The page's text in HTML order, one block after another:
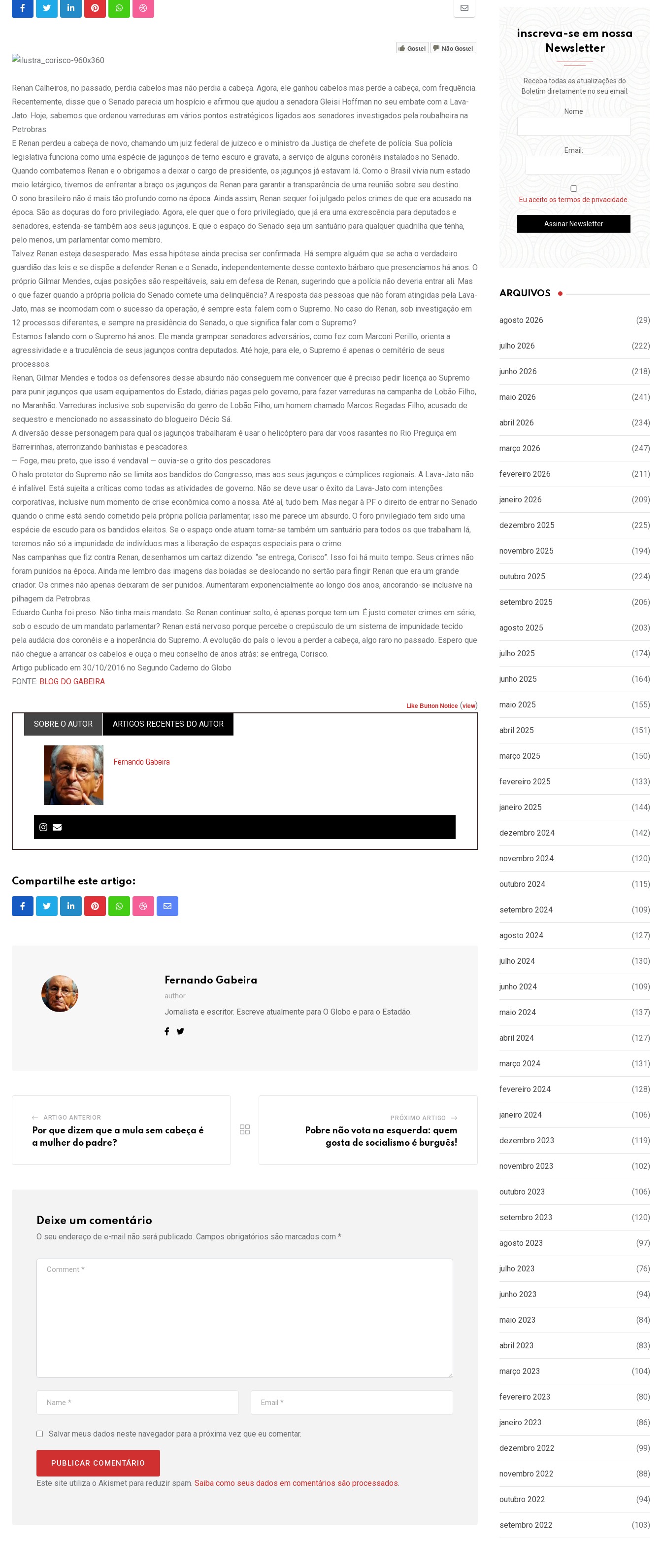
LinkedInPinterestWhatsappStumbleUpon
Share
Email
Gostei Não Gostei
Renan Calheiros, no passado, perdia cabelos mas não perdia a cabeça. Agora, ele ganhou cabelos mas perde a cabeça, com frequência.
Recentemente, disse que o Senado parecia um hospício e afirmou que ajudou a senadora Gleisi Hoffman no seu embate com a Lava-
Jato. Hoje, sabemos que ordenou varreduras em vários pontos estratégicos ligados aos senadores investigados pela roubalheira na
Petrobras.
E Renan perdeu a cabeça de novo, chamando um juiz federal de juizeco e o ministro da Justiça de chefete de polícia. Sua polícia
legislativa funciona como uma espécie de jagunços de terno escuro e gravata, a serviço de alguns coronéis instalados no Senado.
Quando combatemos Renan e o obrigamos a deixar o cargo de presidente, os jagunços já estavam lá. Como o Brasil vivia num estado
meio letárgico, tivemos de enfrentar a braço os jagunços de Renan para garantir a transparência de uma reunião sobre seu destino.
O sono brasileiro não é mais tão profundo como na época. Ainda assim, Renan sequer foi julgado pelos crimes de que era acusado na
época. São as doçuras do foro privilegiado. Agora, ele quer que o foro privilegiado, que já era uma excrescência para deputados e
senadores, estenda-se também aos seus jagunços. E que o espaço do Senado seja um santuário para qualquer quadrilha que tenha,
pelo menos, um parlamentar como membro.
Talvez Renan esteja desesperado. Mas essa hipótese ainda precisa ser confirmada. Há sempre alguém que se acha o verdadeiro
guardião das leis e se dispõe a defender Renan e o Senado, independentemente desse contexto bárbaro que presenciamos há anos. O
próprio Gilmar Mendes, cujas posições são respeitáveis, saiu em defesa de Renan, sugerindo que a polícia não deveria entrar ali. Mas
o que fazer quando a própria polícia do Senado comete uma delinquência? A resposta das pessoas que não foram atingidas pela Lava-
Jato, mas se incomodam com o sucesso da operação, é sempre esta: falem com o Supremo. No caso do Renan, sob investigação em
12 processos diferentes, e sempre na presidência do Senado, o que significa falar com o Supremo?
Estamos falando com o Supremo há anos. Ele manda grampear senadores adversários, como fez com Marconi Perillo, orienta a
agressividade e a truculência de seus jagunços contra deputados. Até hoje, para ele, o Supremo é apenas o cemitério de seus
processos.
Renan, Gilmar Mendes e todos os defensores desse absurdo não conseguem me convencer que é preciso pedir licença ao Supremo
para punir jagunços que usam equipamentos do Estado, diárias pagas pelo governo, para fazer varreduras na campanha de Lobão Filho,
no Maranhão. Varreduras inclusive sob supervisão do genro de Lobão Filho, um homem chamado Marcos Regadas Filho, acusado de
sequestro e mencionado no assassinato do blogueiro Décio Sá.
A diversão desse personagem para qual os jagunços trabalharam é usar o helicóptero para dar voos rasantes no Rio Preguiça em
Barreirinhas, aterrorizando banhistas e pescadores.
— Foge, meu preto, que isso é vendaval — ouvia-se o grito dos pescadores
O halo protetor do Supremo não se limita aos bandidos do Congresso, mas aos seus jagunços e cúmplices regionais. A Lava-Jato não
é infalível. Está sujeita a críticas como todas as atividades de governo. Não se deve usar o êxito da Lava-Jato com intenções
corporativas, inclusive num momento de crise econômica como a nossa. Até aí, tudo bem. Mas negar à PF o direito de entrar no Senado
quando o crime está sendo cometido pela própria polícia parlamentar, isso me parece um absurdo. O foro privilegiado tem sido uma
espécie de escudo para os bandidos eleitos. Se o espaço onde atuam torna-se também um santuário para todos os que trabalham lá,
teremos não só a impunidade de indivíduos mas a liberação de espaços especiais para o crime.
Nas campanhas que fiz contra Renan, desenhamos um cartaz dizendo: “se entrega, Corisco”. Isso foi há muito tempo. Seus crimes não
foram punidos na época. Ainda me lembro das imagens das boiadas se deslocando no sertão para fingir Renan que era um grande
criador. Os crimes não apenas deixaram de ser punidos. Aumentaram exponencialmente ao longo dos anos, ancorando-se inclusive na
pilhagem da Petrobras.
Eduardo Cunha foi preso. Não tinha mais mandato. Se Renan continuar solto, é apenas porque tem um. É justo cometer crimes em série,
sob o escudo de um mandato parlamentar? Renan está nervoso porque percebe o crepúsculo de um sistema de impunidade tecido
pela audácia dos coronéis e a inoperância do Supremo. A evolução do país o levou a perder a cabeça, algo raro no passado. Espero que
não chegue a arrancar os cabelos e ouça o meu conselho de anos atrás: se entrega, Corisco.
Artigo publicado em 30/10/2016 no Segundo Caderno do Globo
FONTE: BLOG DO GABEIRA
Like Button Notice (view)
SOBRE O AUTOR
ARTIGOS RECENTES DO AUTOR
Fernando Gabeira
Compartilhe este artigo:
LinkedInPinterestWhatsappStumbleUpon
Share
Fernando Gabeira
author
Jornalista e escritor. Escreve atualmente para O Globo e para o Estadão.
ARTIGO ANTERIOR
Por que dizem que a mula sem cabeça é
a mulher do padre?
PRÓXIMO ARTIGO
Pobre não vota na esquerda: quem
gosta de socialismo é burguês!
Deixe um comentário
O seu endereço de e-mail não será publicado. Campos obrigatórios são marcados com *
Salvar meus dados neste navegador para a próxima vez que eu comentar.
Este site utiliza o Akismet para reduzir spam. Saiba como seus dados em comentários são processados.
inscreva-se em nossa
Newsletter
Receba todas as atualizações do
Boletim diretamente no seu email.
Nome
Email:
Eu aceito os termos de privacidade.
ARQUIVOS
agosto 2026 (29)
julho 2026 (222)
junho 2026 (218)
maio 2026 (241)
abril 2026 (234)
março 2026 (247)
fevereiro 2026 (211)
janeiro 2026 (209)
dezembro 2025 (225)
novembro 2025 (194)
outubro 2025 (224)
setembro 2025 (206)
agosto 2025 (203)
julho 2025 (174)
junho 2025 (164)
maio 2025 (155)
abril 2025 (151)
março 2025 (150)
fevereiro 2025 (133)
janeiro 2025 (144)
dezembro 2024 (142)
novembro 2024 (120)
outubro 2024 (115)
setembro 2024 (109)
agosto 2024 (127)
julho 2024 (130)
junho 2024 (109)
maio 2024 (137)
abril 2024 (127)
março 2024 (131)
fevereiro 2024 (128)
janeiro 2024 (106)
dezembro 2023 (119)
novembro 2023 (102)
outubro 2023 (106)
setembro 2023 (120)
agosto 2023 (97)
julho 2023 (76)
junho 2023 (94)
maio 2023 (84)
abril 2023 (83)
março 2023 (104)
fevereiro 2023 (80)
janeiro 2023 (86)
dezembro 2022 (99)
novembro 2022 (88)
outubro 2022 (94)
setembro 2022 (103)